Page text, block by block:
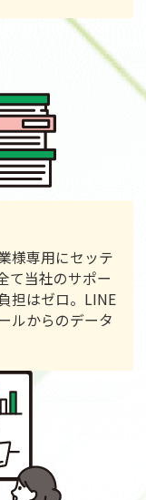
様専用にセッテ
て当社のサポー
担はゼロ。LINE
ルからのデータ